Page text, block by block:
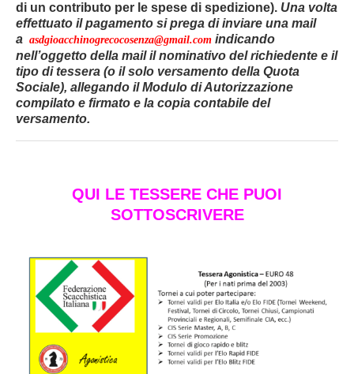
di un contributo per le spese di spedizione). Una volta
effettuato il pagamento si prega di inviare una mail
a asdgioacchinogrecocosenza@gmail.com indicando
nell’oggetto della mail il nominativo del richiedente e il
tipo di tessera (o il solo versamento della Quota
Sociale), allegando il Modulo di Autorizzazione
compilato e firmato e la copia contabile del
versamento.
QUI LE TESSERE CHE PUOI
SOTTOSCRIVERE